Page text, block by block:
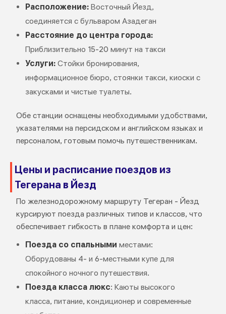
Расположение:Восточный Йезд,
соединяется с бульваром Азадеган
Расстояние до центра города:
Приблизительно 15-20 минут на такси
Услуги:Стойки бронирования,
информационное бюро, стоянки такси, киоски с
закусками и чистые туалеты.
Обе станции оснащены необходимыми удобствами,
указателями на персидском и английском языках и
персоналом, готовым помочь путешественникам.
Цены и расписание поездов из
Тегерана в Йезд
По железнодорожному маршруту Тегеран - Йезд
курсируют поезда различных типов и классов, что
обеспечивает гибкость в плане комфорта и цен:
Поезда со спальными местами:
Оборудованы 4- и 6-местными купе для
спокойного ночного путешествия.
Поезда класса люкс: Каюты высокого
класса, питание, кондиционер и современные